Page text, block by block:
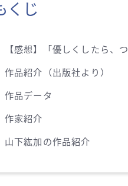
くじ
【感想】「優しくしたら、
作品紹介（出版社より）
作品データ
作家紹介
山下紘加の作品紹介